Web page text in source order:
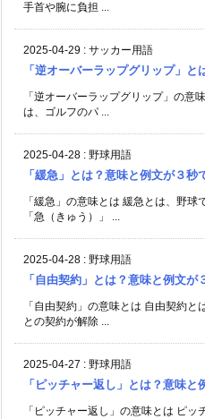
手首や腕に負担 ...
2025-04-29 : サッカー用語
「逆オーバーラップグリップ」と
「逆オーバーラップグリップ」の意
は、ゴルフのパ ...
2025-04-28 : 野球用語
「緩急」とは？意味と例文が３秒
「緩急」の意味とは 緩急とは、野
「急（きゅう）」 ...
2025-04-28 : 野球用語
「自由契約」とは？意味と例文が
「自由契約」の意味とは 自由契約
との契約が解除 ...
2025-04-27 : 野球用語
「ピッチャー返し」とは？意味と
「ピッチャー返し」の意味とは ピ